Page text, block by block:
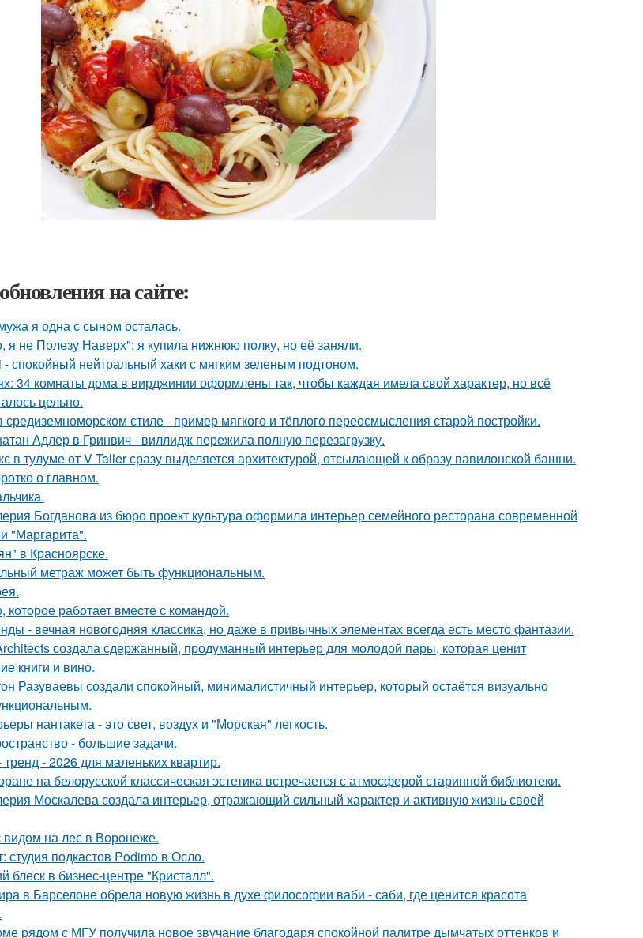
на сайте:
я одна с сыном осталась.
я не Полезу Наверх": я купила нижнюю полку, но её заняли.
спокойный нейтральный хаки с мягким зеленым подтоном.
34 комнаты дома в вирджинии оформлены так, чтобы каждая имела свой характер, но всё
цельно.
стиле - пример мягкого и тёплого переосмысления старой постройки.
Адлер в Гринвич - виллидж пережила полную перезагрузку.
в тулуме от V Taller сразу выделяется архитектурой, отсылающей к образу вавилонской башни.
о главном.
Богданова из бюро проект культура оформила интерьер семейного ресторана современной
"Маргарита".
в Красноярске.
метраж может быть функциональным.
которое работает вместе с командой.
- вечная новогодняя классика, но даже в привычных элементах всегда есть место фантазии.
создала сдержанный, продуманный интерьер для молодой пары, которая ценит
книги и вино.
Разуваевы создали спокойный, минималистичный интерьер, который остаётся визуально
нантакета - это свет, воздух и "Морская" легкость.
- большие задачи.
- 2026 для маленьких квартир.
на белорусской классическая эстетика встречается с атмосферой старинной библиотеки.
Москалева создала интерьер, отражающий сильный характер и активную жизнь своей
на лес в Воронеже.
студия подкастов Podimo в Осло.
блеск в бизнес-центре "Кристалл".
в Барселоне обрела новую жизнь в духе философии ваби - саби, где ценится красота
рядом с МГУ получила новое звучание благодаря спокойной палитре дымчатых оттенков и